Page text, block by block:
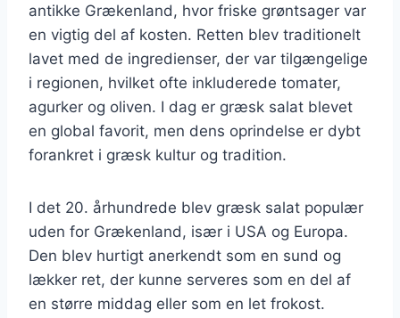
antikke Grækenland, hvor friske grøntsager var
en vigtig del af kosten. Retten blev traditionelt
lavet med de ingredienser, der var tilgængelige
i regionen, hvilket ofte inkluderede tomater,
agurker og oliven. I dag er græsk salat blevet
en global favorit, men dens oprindelse er dybt
forankret i græsk kultur og tradition.
I det 20. århundrede blev græsk salat populær
uden for Grækenland, især i USA og Europa.
Den blev hurtigt anerkendt som en sund og
lækker ret, der kunne serveres som en del af
en større middag eller som en let frokost.